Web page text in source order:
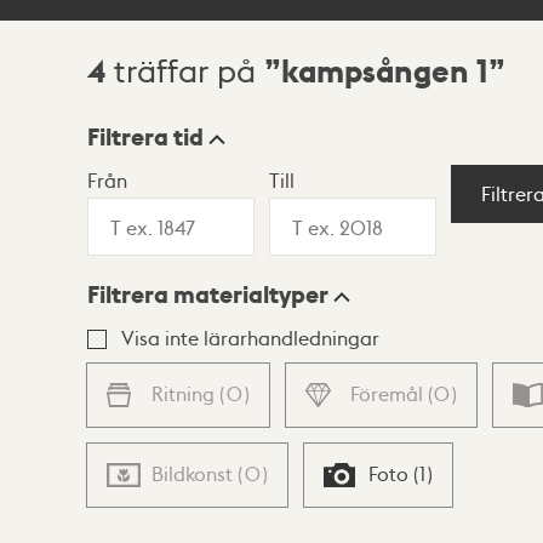
Sökresultat
4 träffar på kampsången 1
Visningsläge
Lista Karta
Filtrera tid
Från Till
Filtrera materialtyper
Visa inte lärarhandledningar
Ritning (0) Föremål (0)
Bildkonst (0) Foto (1)